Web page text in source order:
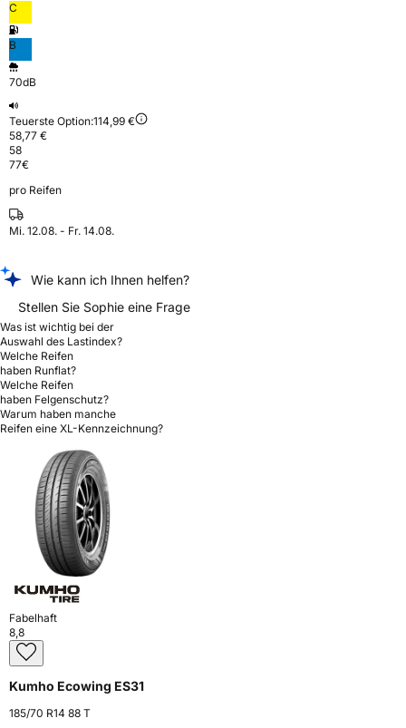
C
B
70dB
Teuerste Option:114,99 €
58,77 €
58
77€
pro Reifen
Mi. 12.08. - Fr. 14.08.
Wie kann ich Ihnen helfen?
Stellen Sie Sophie eine Frage
Was ist wichtig bei der
Auswahl des Lastindex?
Welche Reifen
haben Runflat?
Welche Reifen
haben Felgenschutz?
Warum haben manche
Reifen eine XL-Kennzeichnung?
Fabelhaft
8,8
Kumho Ecowing ES31
185/70 R14 88 T